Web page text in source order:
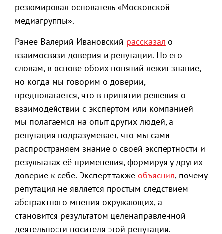
резюмировал основатель «Московской
медиагруппы».
Ранее Валерий Ивановский рассказал о
взаимосвязи доверия и репутации. По его
словам, в основе обоих понятий лежит знание,
но когда мы говорим о доверии,
предполагается, что в принятии решения о
взаимодействии с экспертом или компанией
мы полагаемся на опыт других людей, а
репутация подразумевает, что мы сами
распространяем знание о своей экспертности и
результатах её применения, формируя у других
доверие к себе. Эксперт также объяснил, почему
репутация не является простым следствием
абстрактного мнения окружающих, а
становится результатом целенаправленной
деятельности носителя этой репутации.